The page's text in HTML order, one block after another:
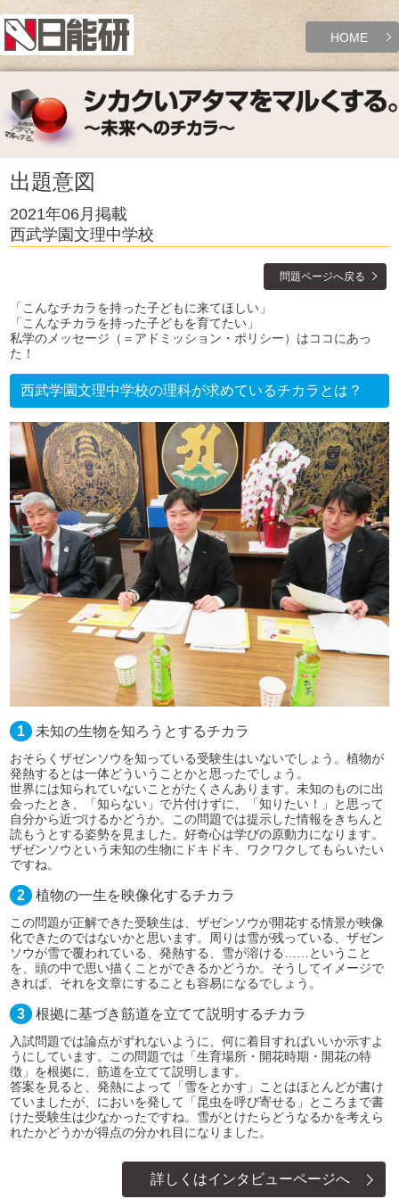
HOME
出題意図
2021年06月掲載
西武学園文理中学校
問題ページへ戻る
「こんなチカラを持った子どもに来てほしい」
「こんなチカラを持った子どもを育てたい」
私学のメッセージ（＝アドミッション・ポリシー）はココにあっ
た！
西武学園文理中学校の理科が求めているチカラとは？
1 未知の生物を知ろうとするチカラ
おそらくザゼンソウを知っている受験生はいないでしょう。植物が
発熱するとは一体どういうことかと思ったでしょう。
世界には知られていないことがたくさんあります。未知のものに出
会ったとき、「知らない」で片付けずに、「知りたい！」と思って
自分から近づけるかどうか。この問題では提示した情報をきちんと
読もうとする姿勢を見ました。好奇心は学びの原動力になります。
ザゼンソウという未知の生物にドキドキ、ワクワクしてもらいたい
ですね。
2 植物の一生を映像化するチカラ
この問題が正解できた受験生は、ザゼンソウが開花する情景が映像
化できたのではないかと思います。周りは雪が残っている、ザゼン
ソウが雪で覆われている、発熱する、雪が溶ける……ということ
を、頭の中で思い描くことができるかどうか。そうしてイメージで
きれば、それを文章にすることも容易になるでしょう。
3 根拠に基づき筋道を立てて説明するチカラ
入試問題では論点がずれないように、何に着目すればいいか示すよ
うにしています。この問題では「生育場所・開花時期・開花の特
徴」を根拠に、筋道を立てて説明します。
答案を見ると、発熱によって「雪をとかす」ことはほとんどが書け
ていましたが、においを発して「昆虫を呼び寄せる」ところまで書
けた受験生は少なかったですね。雪がとけたらどうなるかを考えら
れたかどうかが得点の分かれ目になりました。
詳しくはインタビューページへ